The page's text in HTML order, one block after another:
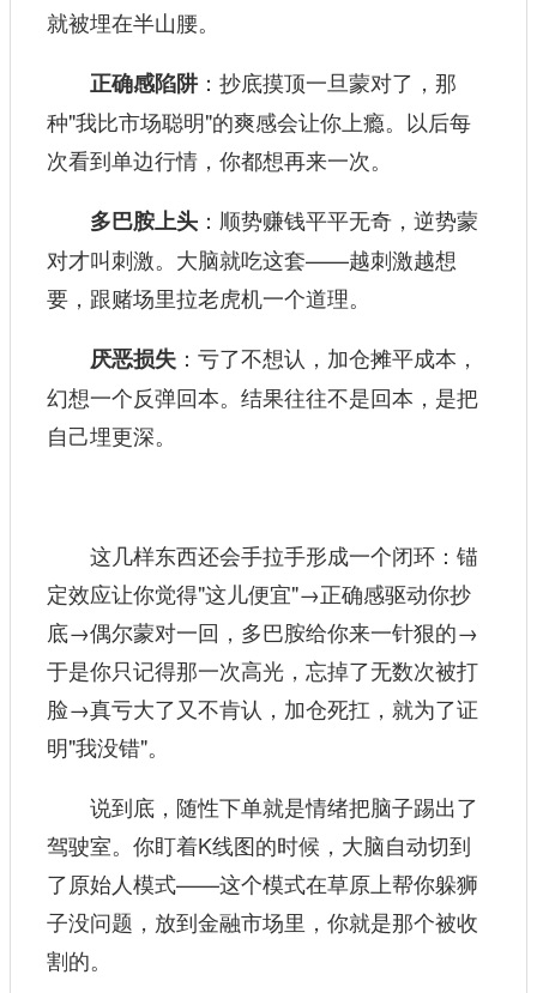
就被埋在半山腰。
正确感陷阱：抄底摸顶一旦蒙对了，那
种"我比市场聪明"的爽感会让你上瘾。以后每
次看到单边行情，你都想再来一次。
多巴胺上头 ：顺势赚钱平平无奇，逆势蒙
对才叫刺激。大脑就吃这套——越刺激越想
要，跟赌场里拉老虎机一个道理。
厌恶损失 ：亏了不想认，加仓摊平成本，
幻想一个反弹回本。结果往往不是回本，是把
自己埋更深。
这几样东西还会手拉手形成一个闭环：锚
定效应让你觉得"这儿便宜"→正确感驱动你抄
底→偶尔蒙对一回，多巴胺给你来一针狠的→
于是你只记得那一次高光，忘掉了无数次被打
脸→真亏大了又不肯认，加仓死扛，就为了证
明"我没错"。
说到底，随性下单就是情绪把脑子踢出了
驾驶室。你盯着K线图的时候，大脑自动切到
了原始人模式——这个模式在草原上帮你躲狮
子没问题，放到金融市场里，你就是那个被收
割的。